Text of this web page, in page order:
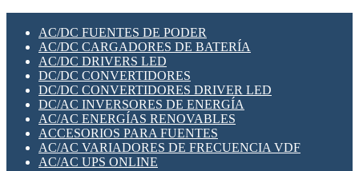
SWITCH Y MICROSWITCH
TARJETAS PI
UNIÓN Y DERIVACIÓN DE CABLE
PLACAS MODULARES IOT
SWITCHES Y REDES WIFI
SOLUCIONES IOT
SOLUCIONES LORAWAN
SOLUCIONES RED CELULAR
SEGURIDAD PARA REDES
SWITCHES LAN
TELEFONÍA IP (VOIP)
VIGILANCIA IP (CCTV)
MESHTASTIC
AC/DC FUENTES DE PODER
AC/DC CARGADORES DE BATERÍA
AC/DC DRIVERS LED
DC/DC CONVERTIDORES
DC/DC CONVERTIDORES DRIVER LED
DC/AC INVERSORES DE ENERGÍA
AC/AC ENERGÍAS RENOVABLES
ACCESORIOS PARA FUENTES
AC/AC VARIADORES DE FRECUENCIA VDF
AC/AC UPS ONLINE